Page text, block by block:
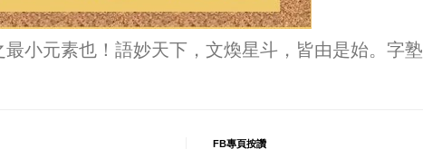
小元素也！語妙天下，文煥星斗，皆由是始。字塾
FB專頁按讚